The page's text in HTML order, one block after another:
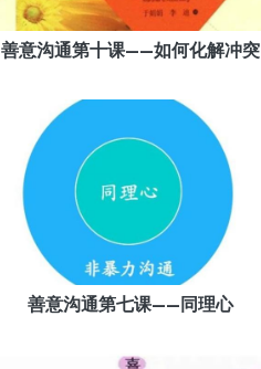
善意沟通第十课——如何化解冲突
善意沟通第七课——同理心